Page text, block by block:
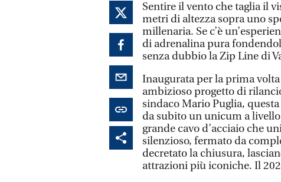
Sentire il vento che taglia il
metri di altezza sopra uno
millenaria. Se c’è
di adrenalina pura
senza dubbio la Zip Line di
Inaugurata per la prima
ambizioso progetto di
sindaco Mario Puglia,
da subito un unicum a
grande cavo d’acciaio che
silenzioso, fermato da
decretato la chiusura,
attrazioni più iconiche. Il